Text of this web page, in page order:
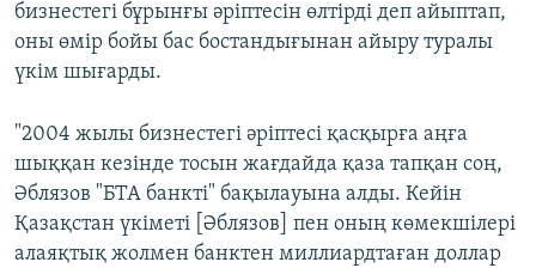
бизнестегі бұрынғы әріптесін өлтірді деп айыптап,
оны өмір бойы бас бостандығынан айыру туралы
үкім шығарды.
"2004 жылы бизнестегі әріптесі қасқырға аңға
шыққан кезінде тосын жағдайда қаза тапқан соң,
Әблязов "БТА банкті" бақылауына алды. Кейін
Қазақстан үкіметі [Әблязов] пен оның көмекшілері
алаяқтық жолмен банктен миллиардтаған доллар